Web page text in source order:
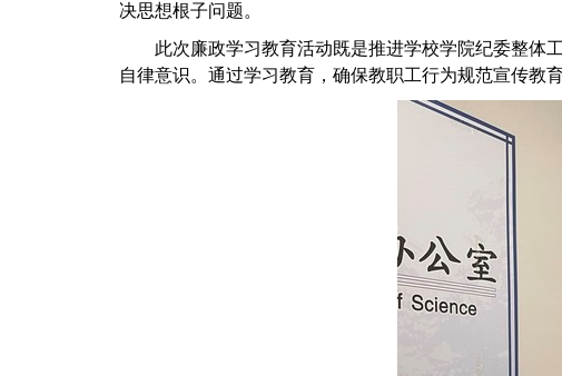
决思想根子问题。
此次廉政学习教育活动既是推进学校学院纪委整体
自律意识。通过学习教育，确保教职工行为规范宣传教